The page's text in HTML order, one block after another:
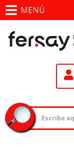
MENÚ